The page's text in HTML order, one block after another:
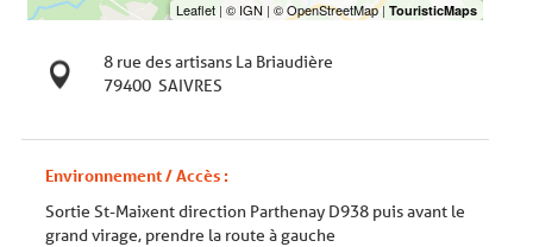
8 rue des artisans La Briaudière
79400 SAIVRES
Environnement / Accès :
Sortie St-Maixent direction Parthenay D938 puis avant le
grand virage, prendre la route à gauche